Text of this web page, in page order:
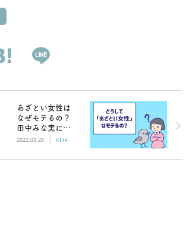
あざとい女性は
なぜモテるの？
田中みな実に見
る「類い稀なる
2022.03.28 | #144